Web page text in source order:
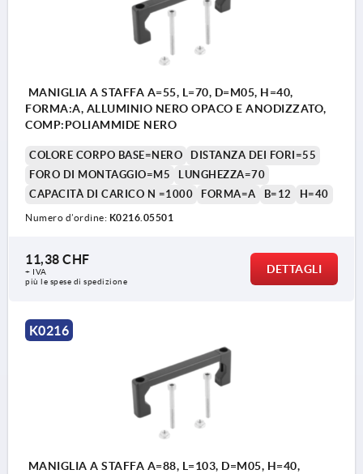
1) Dado con dente di arresto
MANIGLIA A STAFFA A=55, L=70, D=M05, H=40,
FORMA:A, ALLUMINIO NERO OPACO E ANODIZZATO,
COMP:POLIAMMIDE NERO
COLORE CORPO BASE=NERO
DISTANZA DEI FORI=55
FORO DI MONTAGGIO=M5
LUNGHEZZA=70
CAPACITÀ DI CARICO N =1000
FORMA=A B=12 H=40
Numero d’ordine: K0216.05501
11,38 CHF
+ IVA
più le spese di spedizione
DETTAGLI
K0216
MANIGLIA A STAFFA A=88, L=103, D=M05, H=40,